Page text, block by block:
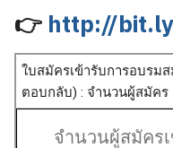
👉 http://